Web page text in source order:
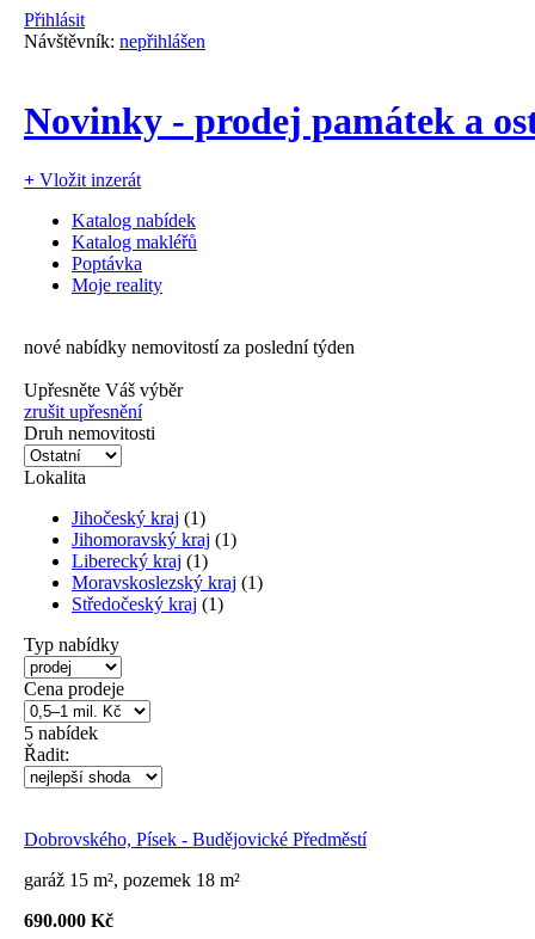
Přihlásit
Návštěvník: nepřihlášen
Novinky - prodej památek a
+ Vložit inzerát
Katalog nabídek
Katalog makléřů
Poptávka
Moje reality
nové nabídky nemovitostí za poslední týden
Upřesněte Váš výběr
zrušit upřesnění
Druh nemovitosti
Lokalita
Jihočeský kraj (1)
Jihomoravský kraj (1)
Liberecký kraj (1)
Moravskoslezský kraj (1)
Středočeský kraj (1)
Typ nabídky
Cena prodeje
5 nabídek
Řadit:
Dobrovského, Písek - Budějovické Předměstí
garáž 15 m², pozemek 18 m²
690.000 Kč